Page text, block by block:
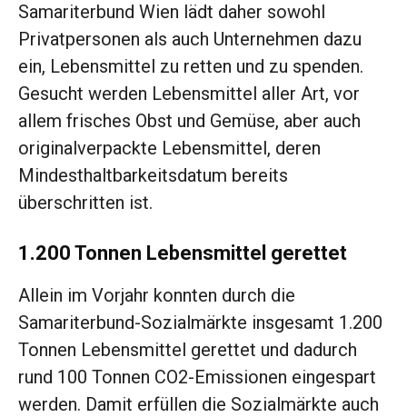
Samariterbund Wien lädt daher sowohl
Privatpersonen als auch Unternehmen dazu
ein, Lebensmittel zu retten und zu spenden.
Gesucht werden Lebensmittel aller Art, vor
allem frisches Obst und Gemüse, aber auch
originalverpackte Lebensmittel, deren
Mindesthaltbarkeitsdatum bereits
überschritten ist.
1.200 Tonnen Lebensmittel gerettet
Allein im Vorjahr konnten durch die
Samariterbund-Sozialmärkte insgesamt 1.200
Tonnen Lebensmittel gerettet und dadurch
rund 100 Tonnen CO2-Emissionen eingespart
werden. Damit erfüllen die Sozialmärkte auch